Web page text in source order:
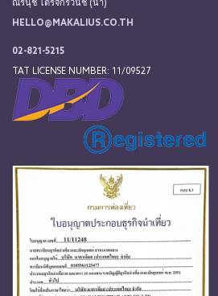
ณีรนุช ไตรจักร์วนิช (น้ำ)
HELLO@MAKALIUS.CO.TH
02-821-5215
TAT LICENSE NUMBER: 11/09527